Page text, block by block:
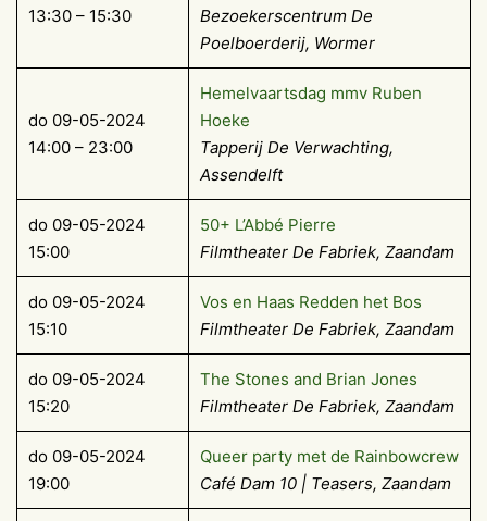
13:30 – 15:30
Bezoekerscentrum De
Poelboerderij, Wormer
do 09-05-2024
14:00 – 23:00
Hemelvaartsdag mmv Ruben
Hoeke
Tapperij De Verwachting,
Assendelft
do 09-05-2024
15:00
50+ L’Abbé Pierre
Filmtheater De Fabriek, Zaandam
do 09-05-2024
15:10
Vos en Haas Redden het Bos
Filmtheater De Fabriek, Zaandam
do 09-05-2024
15:20
The Stones and Brian Jones
Filmtheater De Fabriek, Zaandam
do 09-05-2024
19:00
Queer party met de Rainbowcrew
Café Dam 10 | Teasers, Zaandam